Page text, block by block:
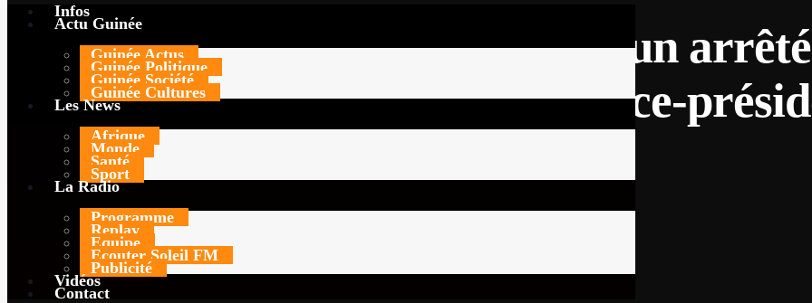
Infos
Actu Guinée
Guinée Actus
Guinée Politique
Guinée Société
Guinée Cultures
Les News
Afrique
Monde
Santé
Sport
La Radio
Programme
Replay
Equipe
Ecouter Soleil FM
Publicité
Vidéos
Contact
Conseils régionaux en Guinée : un
membres par commune et les vice-
10 MARS 2026